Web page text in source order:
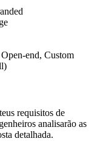
end, Custom
requisitos de
analisarão as
detalhada.